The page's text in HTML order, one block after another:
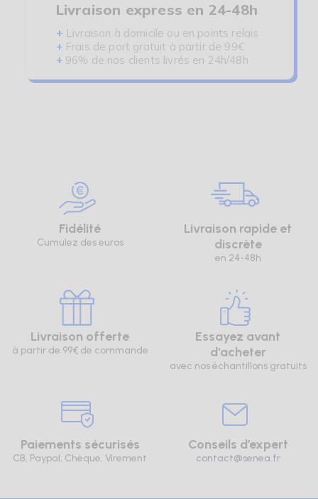
Livraison express en 24-48h
+ Livraison à domicile ou en points relais
+ Frais de port gratuit à partir de 99€
+ 96% de nos clients livrés en 24h/48h
Fidélité
Cumulez des euros
Livraison rapide et
discrète
en 24-48h
Livraison offerte
à partir de 99€ de commande
Essayez avant
d'acheter
avec nos échantillons gratuits
Paiements sécurisés
CB, Paypal, Chèque, Virement
Conseils d’expert
contact@senea.fr